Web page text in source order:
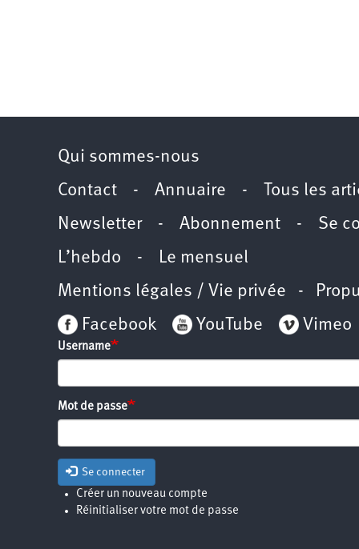
Qui sommes-nous
Contact - Annuaire - Tous les
Newsletter- Abonnement - Se
L’hebdo - Le mensuel
Mentions légales / Vie privée -
Facebook
YouTube Vimeo
Username
Mot de passe
Se connecter
Créer un nouveau compte
Réinitialiser votre mot de passe